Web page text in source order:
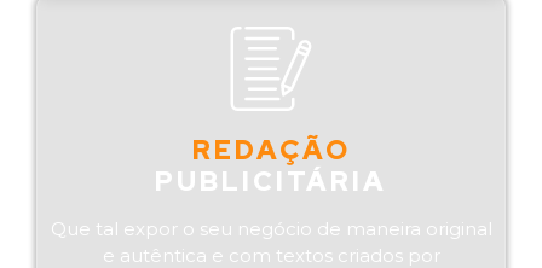
REDAÇÃO
PUBLICITÁRIA
Que tal expor o seu negócio de maneira original
e autêntica e com textos criados por